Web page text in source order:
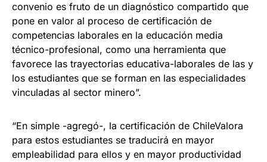
convenio es fruto de un diagnóstico compartido que
pone en valor al proceso de certificación de
competencias laborales en la educación media
técnico-profesional, como una herramienta que
favorece las trayectorias educativa-laborales de las y
los estudiantes que se forman en las especialidades
vinculadas al sector minero”.
“En simple -agregó-, la certificación de ChileValora
para estos estudiantes se traducirá en mayor
empleabilidad para ellos y en mayor productividad